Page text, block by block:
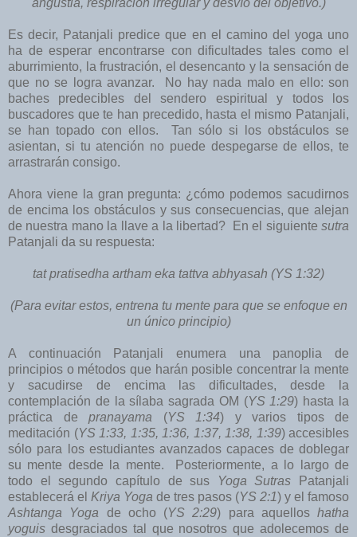
angustia, respiración irregular y desvío del objetivo.)
Es decir, Patanjali predice que en el camino del yoga uno
ha de esperar encontrarse con dificultades tales como el
aburrimiento, la frustración, el desencanto y la sensación de
que no se logra avanzar. No hay nada malo en ello: son
baches predecibles del sendero espiritual y todos los
buscadores que te han precedido, hasta el mismo Patanjali,
se han topado con ellos. Tan sólo si los obstáculos se
asientan, si tu atención no puede despegarse de ellos, te
arrastrarán consigo.
Ahora viene la gran pregunta: ¿cómo podemos sacudirnos
de encima los obstáculos y sus consecuencias, que alejan
de nuestra mano la llave a la libertad? En el siguiente sutra
Patanjali da su respuesta:
tat pratisedha artham eka tattva abhyasah (YS 1:32)
(Para evitar estos, entrena tu mente para que se enfoque en
un único principio)
A continuación Patanjali enumera una panoplia de
principios o métodos que harán posible concentrar la mente
y sacudirse de encima las dificultades, desde la
contemplación de la sílaba sagrada OM (YS 1:29) hasta la
práctica de pranayama (YS 1:34) y varios tipos de
meditación (YS 1:33, 1:35, 1:36, 1:37, 1:38, 1:39) accesibles
sólo para los estudiantes avanzados capaces de doblegar
su mente desde la mente. Posteriormente, a lo largo de
todo el segundo capítulo de sus
Yoga Sutras Patanjali
establecerá el Kriya Yoga de tres pasos (YS 2:1) y el famoso
Ashtanga Yoga de ocho (YS 2:29) para aquellos hatha
yoguis desgraciados tal que nosotros que adolecemos de